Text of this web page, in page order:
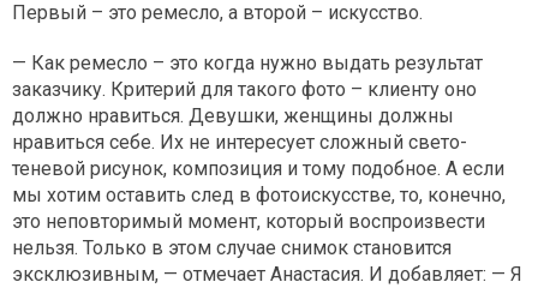
Первый – это ремесло, а второй – искусство.
— Как ремесло – это когда нужно выдать результат
заказчику. Критерий для такого фото – клиенту оно
должно нравиться. Девушки, женщины должны
нравиться себе. Их не интересует сложный свето-
теневой рисунок, композиция и тому подобное. А если
мы хотим оставить след в фотоискусстве, то, конечно,
это неповторимый момент, который воспроизвести
нельзя. Только в этом случае снимок становится
эксклюзивным, — отмечает Анастасия. И добавляет: — Я